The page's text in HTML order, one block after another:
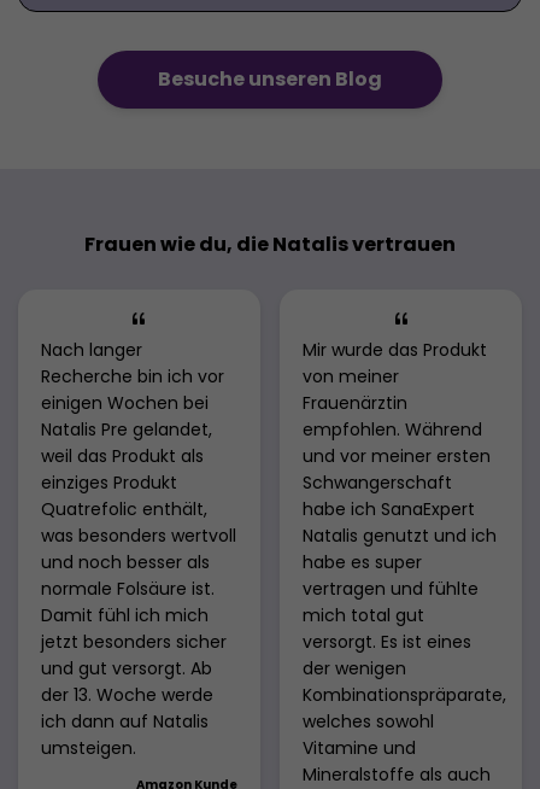
Besuche unseren Blog
Frauen wie du, die Natalis vertrauen
Nach langer
Recherche bin ich vor
einigen Wochen bei
Natalis Pre gelandet,
weil das Produkt als
einziges Produkt
Quatrefolic enthält,
was besonders wertvoll
und noch besser als
normale Folsäure ist.
Damit fühl ich mich
jetzt besonders sicher
und gut versorgt. Ab
der 13. Woche werde
ich dann auf Natalis
umsteigen.
Amazon Kunde
Mir wurde das Produkt
von meiner
Frauenärztin
empfohlen. Während
und vor meiner ersten
Schwangerschaft
habe ich SanaExpert
Natalis genutzt und ich
habe es super
vertragen und fühlte
mich total gut
versorgt. Es ist eines
der wenigen
Kombinationspräparate,
welches sowohl
Vitamine und
Mineralstoffe als auch